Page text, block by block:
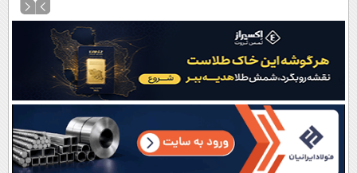
کردن
آرشیو
نظرسنجی
آب و هوا
اوقات شرعی
سواد زندگی